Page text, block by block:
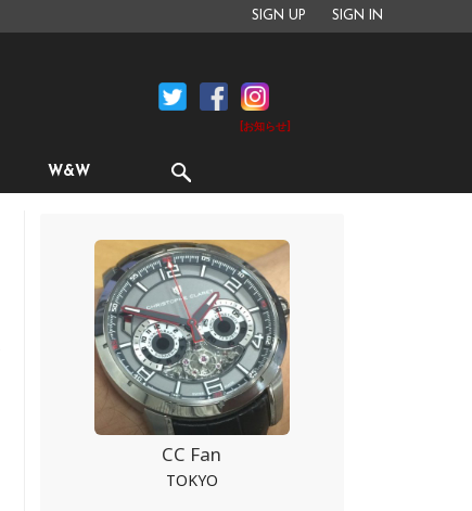
SIGN UP SIGN IN
[お知らせ]
W&W
CC Fan
TOKYO